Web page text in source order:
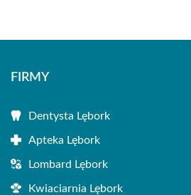
FIRMY
Dentysta Lębork
Apteka Lębork
Lombard Lębork
Kwiaciarnia Lębork